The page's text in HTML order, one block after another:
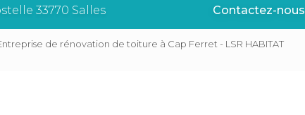
33770 Salles Contactez-nous
de rénovation de toiture à Cap Ferret - LSR HABITAT